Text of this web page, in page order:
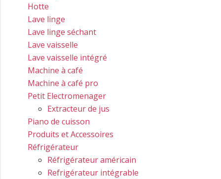
Hotte
Lave linge
Lave linge séchant
Lave vaisselle
Lave vaisselle intégré
Machine à café
Machine à café pro
Petit Electromenager
Extracteur de jus
Piano de cuisson
Produits et Accessoires
Réfrigérateur
Réfrigérateur américain
Refrigérateur intégrable